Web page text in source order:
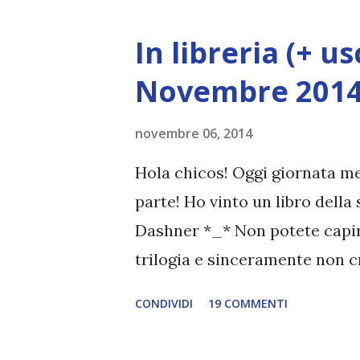
respiro, e tutto ciò che
del mio sedicesimo
tardi. Quella notte ho
veramente. Gli zombie mi
resta che la vendetta... Per
In libreria (+
Novembre
novembre 06, 2014
Hola chicos! Oggi giornata
parte! Ho vinto un libro della
Dashner *_* Non potete
trilogia e sinceramente non
CONDIVIDI 19 COMMENTI